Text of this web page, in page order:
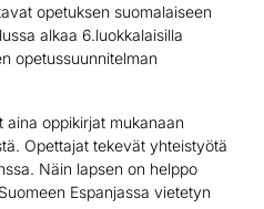
opetuksen suomalaiseen
alkaa 6.luokkalaisilla
opetussuunnitelman
oppikirjat mukanaan
Opettajat tekevät yhteistyötä
Näin lapsen on helppo
Espanjassa vietetyn